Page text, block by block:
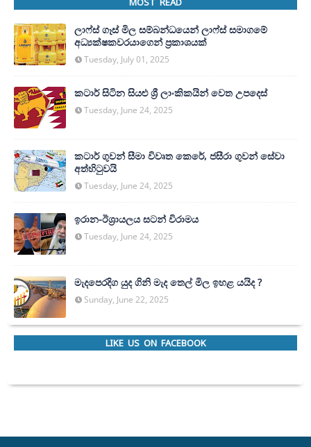
MOST READ
ලාෆ්ස් ගෑස් මිල සම්බන්ධයෙන් ලාෆ්ස් සමාගමේ
අධ්‍යක්ෂකවරයාගෙන් ප්‍රකාශයක්
Tuesday, July 01, 2025
කටාර් සිටින සියළු ශ්‍රී ලාංකිකයින් වෙත උපදෙස්
Tuesday, June 24, 2025
කටාර් ගුවන් සීමා විවෘත කෙරේ, ජසීරා ගුවන් සේවා
අත්හි‍ටුවයි
Tuesday, June 24, 2025
ඉරාන-ඊශ්‍රායලය සටන් විරාමය
Tuesday, June 24, 2025
මැදපෙරදිග යුද ගිනි මැද තෙල් මිල ඉහළ යයිද ?
Sunday, June 22, 2025
LIKE US ON FACEBOOK